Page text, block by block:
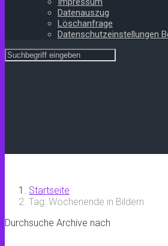
Datenauszug
Löschanfrage
Datenschutzeinstellungen
Startseite
Tag: Wochenende in Bildern
Durchsuche Archive nach